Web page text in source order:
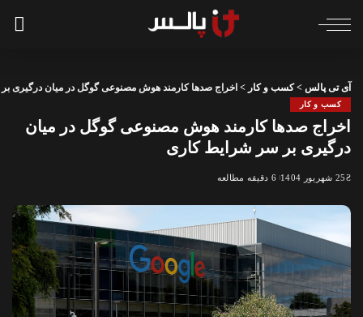
آی تی پالس >کسب و کار > اخراج صدها کارمند هوش مصنوعی گوگل در میان درگیری
کسب و کار
اخراج صدها کارمند هوش مصنوعی گوگل در میان
درگیری بر سر شرایط کاری
25 شهریور 1404 6 دقیقه مطالعه